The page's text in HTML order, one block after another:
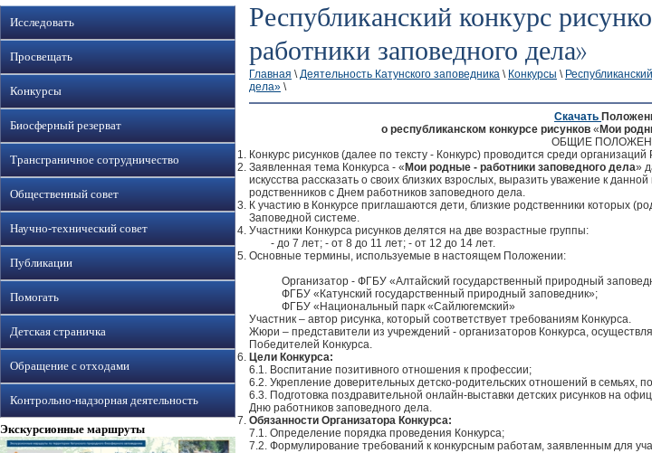
Исследовать
Просвещать
Конкурсы
Биосферный резерват
Трансграничное сотрудничество
Общественный совет
Научно-технический совет
Публикации
Помогать
Детская страничка
Обращение с отходами
Контрольно-надзорная деятельность
Экскурсионные маршруты
Республиканский конкурс
работники заповедного дела»
Главная \Деятельность Катунского заповедника \ Конкурсы \
дела» \
Скачать
о республиканском конкурсе рисунков « Мои
ОБЩИЕ
Конкурс рисунков (далее по тексту - Конкурс) проводится среди
Заявленная тема Конкурса - « Мои родные - работники заповедного дела»
искусства рассказать о своих близких взрослых, выразить уважение к
родственников с Днем работников заповедного дела.
К участию в Конкурсе приглашаются дети, близкие родственники которых
Заповедной системе.
Участники Конкурса рисунков делятся на две возрастные группы:
- до 7 лет; - от 8 до 11 лет; - от 12 до 14 лет.
Основные термины, используемые в настоящем Положении:
Организатор - ФГБУ «Алтайский государственный природный
ФГБУ «Катунский государственный природный заповедник»;
ФГБУ «Национальный парк «Сайлюгемский»
Участник – автор рисунка, который соответствует требованиям Конкурса.
Жюри – представители из учреждений - организаторов Конкурса,
Победителей Конкурса.
Цели Конкурса:
6.1. Воспитание позитивного отношения к профессии;
6.2. Укрепление доверительных детско-родительских отношений в семьях,
6.3. Подготовка поздравительной онлайн-выставки детских рисунков на
Дню работников заповедного дела.
Обязанности Организатора Конкурса:
7.1. Определение порядка проведения Конкурса;
7.2. Формулирование требований к конкурсным работам, заявленным для